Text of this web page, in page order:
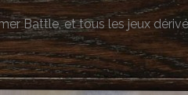
Battle, et tous les jeux